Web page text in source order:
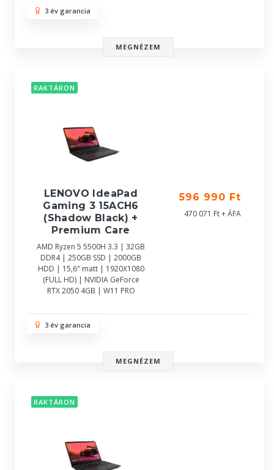
3 év garancia
MEGNÉZEM
RAKTÁRON
LENOVO IdeaPad
Gaming 3 15ACH6
(Shadow Black) +
Premium Care
AMD Ryzen 5 5500H 3.3 | 32GB
DDR4 | 250GB SSD | 2000GB
HDD | 15,6" matt | 1920X1080
(FULL HD) | NVIDIA GeForce
RTX 2050 4GB | W11 PRO
596 990 Ft
470 071 Ft + ÁFA
3 év garancia
MEGNÉZEM
RAKTÁRON